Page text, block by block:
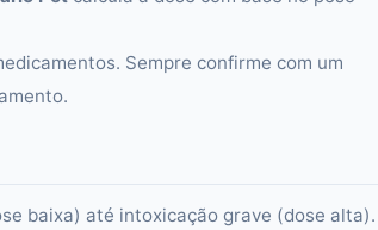
Sempre confirme com um
baixa) até intoxicação grave (dose alta).